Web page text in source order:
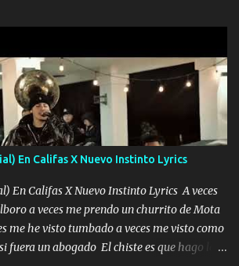
me perderé en la soledad Porque me
fui el final feliz el final fue triste pa mí Y
que moría por ti yo y la luna
embriagamos Quién sabe qué será de mí si
lo mejor no lloró pero muy en el fondo te
En Califas X Nuevo Instinto Lyrics
En Califas X Nuevo Instinto Lyrics A veces
a veces me prendo un churrito de Mota
me he visto tumbado a veces me visto como
fuera un abogado El chiste es que hago lo